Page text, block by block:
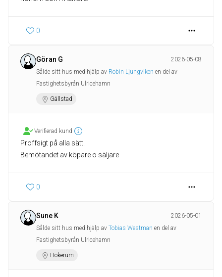
0
Göran G
2026-05-08
Sålde sitt hus med hjälp av Robin Ljungviken en del av
Fastighetsbyrån Ulricehamn
Gällstad
Verifierad kund
Proffsigt på alla sätt.
0
Sune K
2026-05-01
Sålde sitt hus med hjälp av Tobias Westman en del av
Fastighetsbyrån Ulricehamn
Hökerum